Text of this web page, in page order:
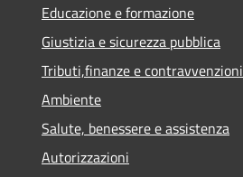
Educazione e formazione
Giustizia e sicurezza pubblica
Tributi,finanze e contravvenzioni
Ambiente
Salute, benessere e assistenza
Autorizzazioni